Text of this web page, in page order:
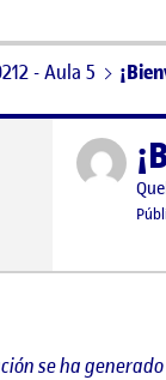
- Aula 5
Publicado
se ha